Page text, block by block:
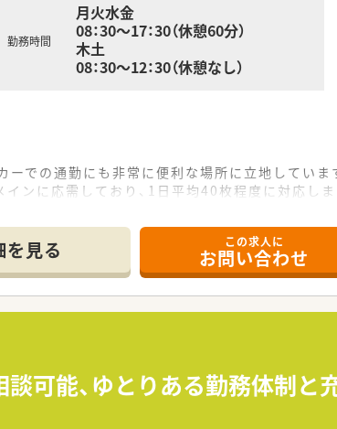
勤務時間
月火水金
08：30～17：30（休憩60分）
木土
08：30～12：30（休憩なし）
での通勤にも非常に便利な場所に立地していま
ンに応需しており、1日平均40枚程度に対応しま
師として即戦力となってくれる方を求めていま
みながら、店舗運営に貢献できる方を歓迎します
望に対して誠実に応えられる方を求めています。
、地域に密着した医療サービスを提供していま
、従業員が働きやすい環境整備に注力していま
が独立して運営されているのが特徴的な法人で
を見る この求人に
お問い合わせ
談可能、ゆとりある勤務体制